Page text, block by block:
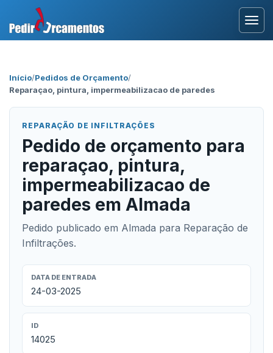
Início/Pedidos de Orçamento/
Reparaçao, pintura, impermeabilizacao de paredes
REPARAÇÃO DE INFILTRAÇÕES
Pedido de orçamento para
reparaçao, pintura,
impermeabilizacao de
paredes em Almada
Pedido publicado em Almada para Reparação de
Infiltrações.
DATA DE ENTRADA
24-03-2025
ID
14025
Área Profissional
Como Funciona?